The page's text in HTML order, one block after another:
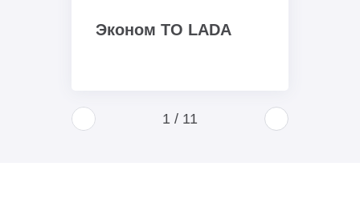
Эконом ТО LADA
1 / 11